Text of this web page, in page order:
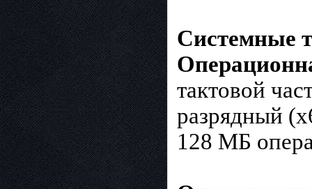
Системные
тактовой
разрядный
128 МБ